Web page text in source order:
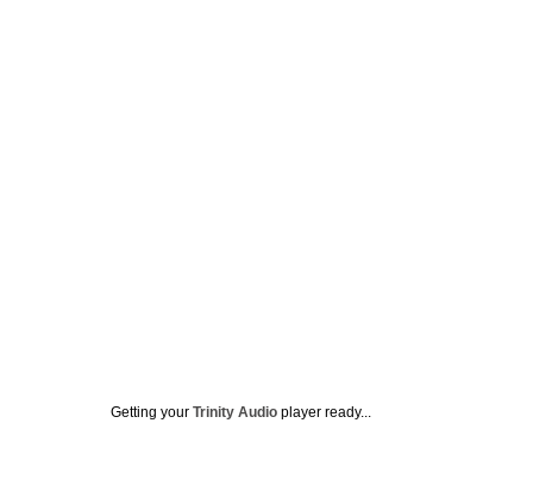
Getting your Trinity Audio player ready...